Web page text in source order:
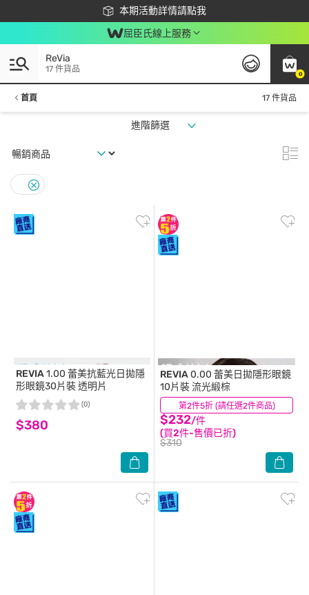
本期活動詳情請點我
下載app最高回饋$350
屈臣氏線上服務
0
ReVia
17 件貨品
首頁 17 件貨品
進階篩選
REVIA1.00 蕾美抗藍光日拋隱
形眼鏡30片裝 透明片
$380
(0) 第2件5折 (請任選2件商品)
REVIA0.00 蕾美日拋隱形眼鏡
10片裝 流光緞棕
$232/件
(買2件-售價已折)
$310
(0)